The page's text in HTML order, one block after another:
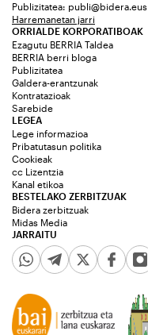
Publizitatea: publi@bidera.eus
Harremanetan jarri
ORRIALDE KORPORATIBOAK
Ezagutu BERRIA Taldea
BERRIA berri bloga
Publizitatea
Galdera-erantzunak
Kontratazioak
Sarebide
JARRAITU
LEGEA
Lege informazioa
Pribatutasun politika
Cookieak
cc Lizentzia
Kanal etikoa
BESTELAKO ZERBITZUAK
Bidera zerbitzuak
Midas Media